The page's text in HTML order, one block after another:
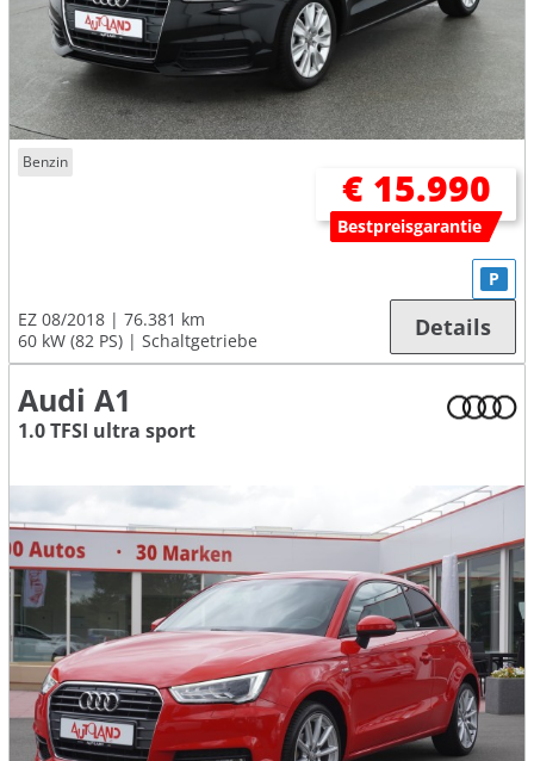
Benzin
€ 15.990
Bestpreisgarantie
EZ 08/2018
76.381 km
60 kW (82 PS)
Schaltgetriebe
P
Details
Audi A1
1.0 TFSI ultra sport